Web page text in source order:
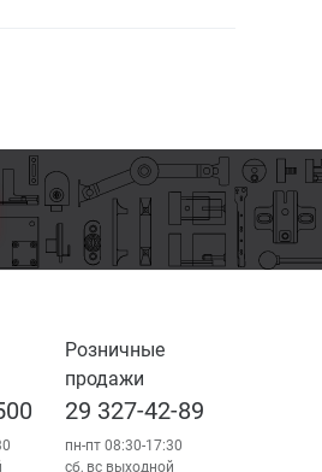
Розничные
продажи
29 327-42-89
пн-пт 08:30-17:30
сб, вс выходной